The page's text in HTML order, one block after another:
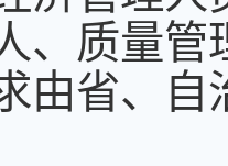
、质量
由省、